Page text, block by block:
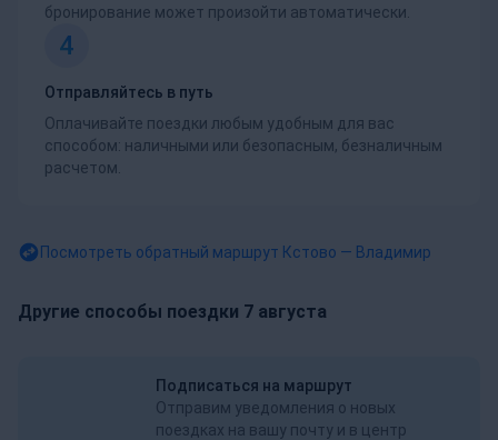
бронирование может произойти автоматически.
4
Отправляйтесь в путь
Оплачивайте поездки любым удобным для вас
способом: наличными или безопасным, безналичным
расчетом.
Посмотреть обратный маршрут Кстово — Владимир
Другие способы поездки 7 августа
Подписаться на маршрут
Отправим уведомления о новых
поездках на вашу почту и в центр